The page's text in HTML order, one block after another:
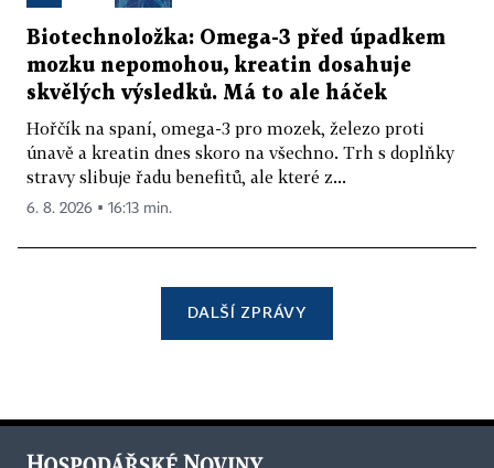
Biotechnoložka: Omega-3 před úpadkem
mozku nepomohou, kreatin dosahuje
skvělých výsledků. Má to ale háček
Hořčík na spaní, omega-3 pro mozek, železo proti
únavě a kreatin dnes skoro na všechno. Trh s doplňky
stravy slibuje řadu benefitů, ale které z...
6. 8. 2026 ▪ 16:13 min.
DALŠÍ ZPRÁVY